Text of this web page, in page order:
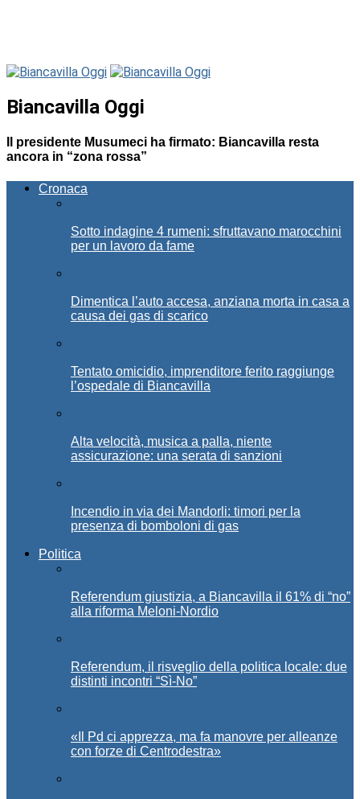
Biancavilla Oggi
Il presidente Musumeci ha firmato: Biancavilla resta
ancora in “zona rossa”
Cronaca
Sotto indagine 4 rumeni: sfruttavano marocchini
per un lavoro da fame
Dimentica l’auto accesa, anziana morta in casa a
causa dei gas di scarico
Tentato omicidio, imprenditore ferito raggiunge
l’ospedale di Biancavilla
Alta velocità, musica a palla, niente
assicurazione: una serata di sanzioni
Incendio in via dei Mandorli: timori per la
presenza di bomboloni di gas
Politica
Referendum giustizia, a Biancavilla il 61% di “no”
alla riforma Meloni-Nordio
Referendum, il risveglio della politica locale: due
distinti incontri “Sì-No”
«Il Pd ci apprezza, ma fa manovre per alleanze
con forze di Centrodestra»